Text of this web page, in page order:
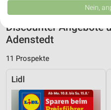
Discounter Angebote
Adenstedt
11 Prospekte
Lidl
Daten können außerhalb der
USA gesendet werden.
Website/App.
Partnerliste anzeigen (1 IAB-
Wir nutzen Ihre Daten für folgende
Speichern von oder Zugriff
auf einem Endgerät
Nein,